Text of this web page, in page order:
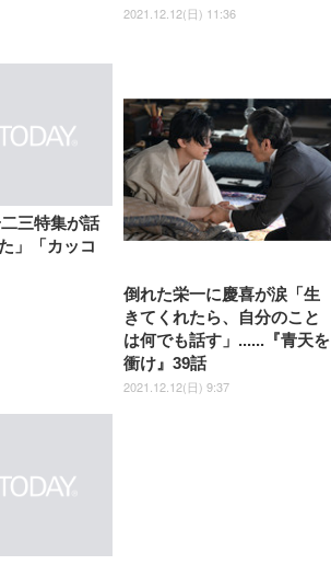
2021.12.12(日) 11:36
三特集が話
」「カッコ
倒れた栄一に慶喜が涙「生
きてくれたら、自分のこと
は何でも話す」......『青天を
衝け』39話
2021.12.12(日) 9:37